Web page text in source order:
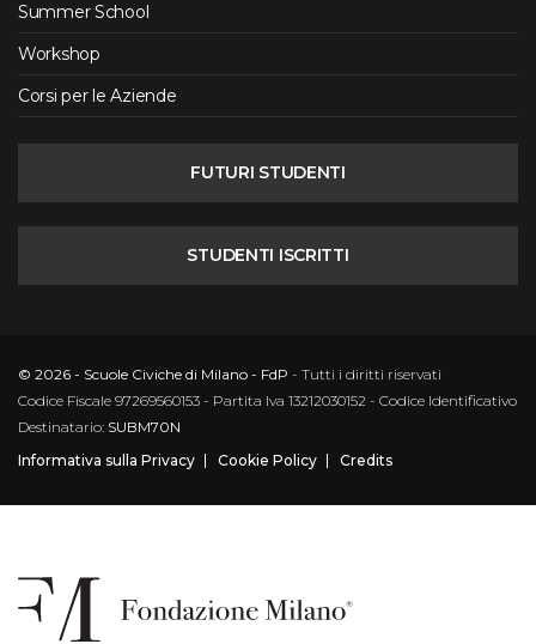
Summer School
Workshop
Corsi per le Aziende
FUTURI STUDENTI
STUDENTI ISCRITTI
© 2026 - Scuole Civiche di Milano - FdP - Tutti i diritti riservati
Codice Fiscale 97269560153 - Partita Iva 13212030152 - Codice Identificativo
Destinatario: SUBM70N
Informativa sulla Privacy
Cookie Policy Credits